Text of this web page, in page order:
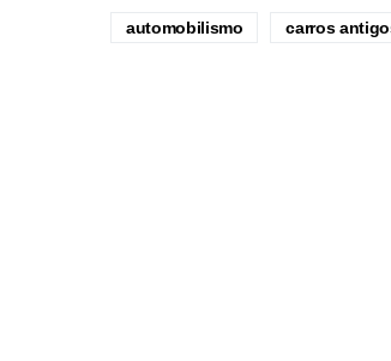
automobilismo carros